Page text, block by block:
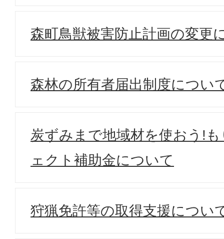
森町鳥獣被害防止計画の変更
森林の所有者届出制度につい
炭ずみまで地域材を使おう!
ェクト補助金について
狩猟免許等の取得支援につい